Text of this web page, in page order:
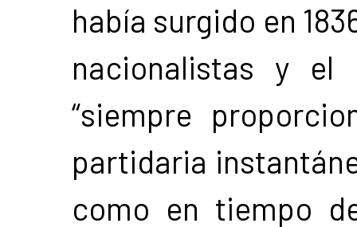
había surgido en
nacionalistas y el
“siempre
partidaria
como en tiempo